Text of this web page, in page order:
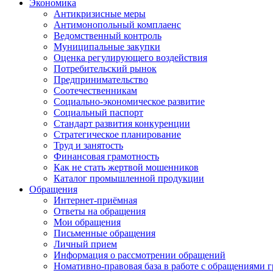
Экономика
Антикризисные меры
Антимонопольный комплаенс
Ведомственный контроль
Муниципальные закупки
Оценка регулирующего воздействия
Потребительский рынок
Предпринимательство
Соотечественникам
Социально-экономическое развитие
Социальный паспорт
Стандарт развития конкуренции
Стратегическое планирование
Труд и занятость
Финансовая грамотность
Как не стать жертвой мошенников
Каталог промышленной продукции
Обращения
Интернет-приёмная
Ответы на обращения
Мои обращения
Письменные обращения
Личный прием
Информация о рассмотрении обращений
Номативно-правовая база в работе с обращениями